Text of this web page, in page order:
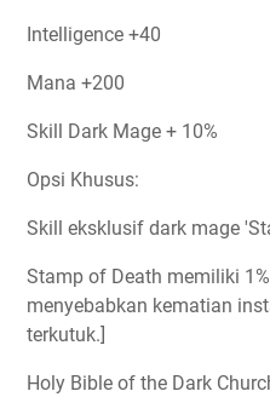
Intelligence +40
Mana +200
Skill Dark Mage + 10%
Opsi Khusus:
Skill eksklusif dark mage
Stamp of Death memiliki
menyebabkan kematian
terkutuk.]
Holy Bible of the Dark